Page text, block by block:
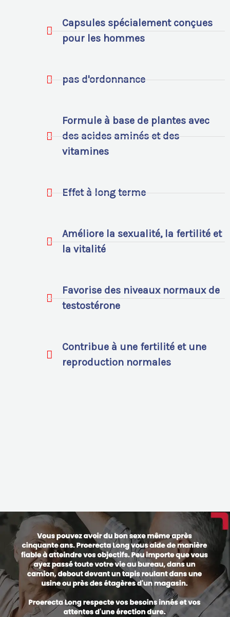
Capsules spécialement conçues
pour les hommes
pas d'ordonnance
Formule à base de plantes avec
des acides aminés et des
vitamines
Effet à long terme
Améliore la sexualité, la fertilité et
la vitalité
Favorise des niveaux normaux de
testostérone
Contribue à une fertilité et une
reproduction normales